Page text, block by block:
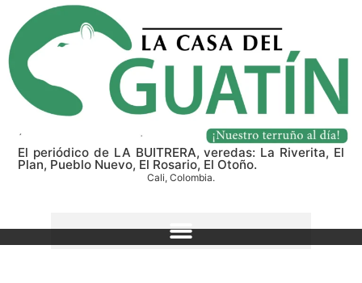
El periódico de LA BUITRERA, veredas: La Riverita, El
Plan, Pueblo Nuevo, El Rosario, El Otoño.
Cali, Colombia.